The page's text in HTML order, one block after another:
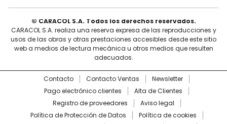
© CARACOL S.A. Todos los derechos reservados.
CARACOL S.A. realiza una reserva expresa de las reproducciones y
usos de las obras y otras prestaciones accesibles desde este sitio
web a medios de lectura mecánica u otros medios que resulten
adecuados.
Contacto Contacto Ventas
Newsletter
Pago electrónico clientes
Alta de Clientes
Registro de proveedores
Aviso legal
Política de Protección de Datos
Política de cookies